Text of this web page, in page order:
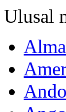
Ulusal